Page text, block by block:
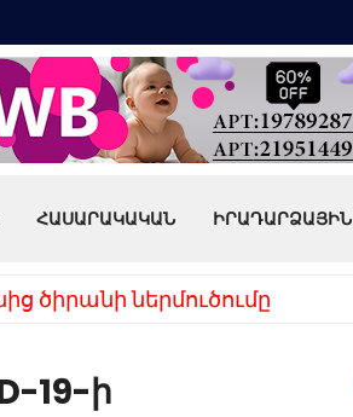
ՀԱՍԱՐԱԿԱԿԱՆ ԻՐԱԴԱՐՁԱՅԻՆ
ծիրանի ներմուծումը
19-ի